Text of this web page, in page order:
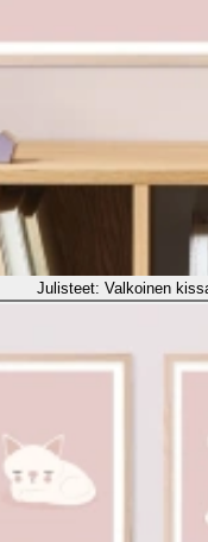
Julisteet: Valkoinen